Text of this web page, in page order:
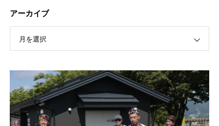
【受付終了】2026大会同日開催！カヤックに乗って諏訪
アーカイブ
月を選択